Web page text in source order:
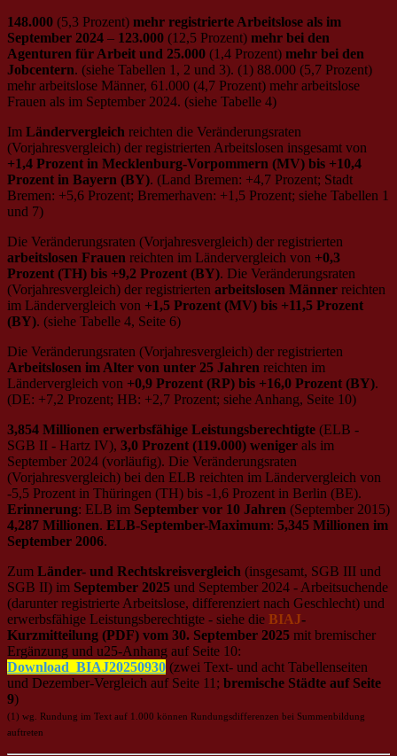
148.000 (5,3 Prozent) mehr registrierte Arbeitslose als im
September 2024 – 123.000 (12,5 Prozent) mehr bei den
Agenturen für Arbeit und 25.000 (1,4 Prozent) mehr bei den
Jobcentern. (siehe Tabellen 1, 2 und 3). (1) 88.000 (5,7 Prozent)
mehr arbeitslose Männer, 61.000 (4,7 Prozent) mehr arbeitslose
Frauen als im September 2024. (siehe Tabelle 4)
Im Ländervergleich reichten die Veränderungsraten
(Vorjahresvergleich) der registrierten Arbeitslosen insgesamt von
+1,4 Prozent in Mecklenburg-Vorpommern (MV) bis +10,4
Prozent in Bayern (BY). (Land Bremen: +4,7 Prozent; Stadt
Bremen: +5,6 Prozent; Bremerhaven: +1,5 Prozent; siehe Tabellen 1
und 7)
Die Veränderungsraten (Vorjahresvergleich) der registrierten
arbeitslosen Frauen reichten im Ländervergleich von +0,3
Prozent (TH) bis +9,2 Prozent (BY). Die Veränderungsraten
(Vorjahresvergleich) der registrierten arbeitslosen Männer reichten
im Ländervergleich von +1,5 Prozent (MV) bis +11,5 Prozent
(BY). (siehe Tabelle 4, Seite 6)
Die Veränderungsraten (Vorjahresvergleich) der registrierten
Arbeitslosen im Alter von unter 25 Jahren reichten im
Ländervergleich von +0,9 Prozent (RP) bis +16,0 Prozent (BY).
(DE: +7,2 Prozent; HB: +2,7 Prozent; siehe Anhang, Seite 10)
3,854 Millionen erwerbsfähige Leistungsberechtigte (ELB -
SGB II - Hartz IV), 3,0 Prozent (119.000) weniger als im
September 2024 (vorläufig). Die Veränderungsraten
(Vorjahresvergleich) bei den ELB reichten im Ländervergleich von
‑5,5 Prozent in Thüringen (TH) bis -1,6 Prozent in Berlin (BE).
Erinnerung: ELB im September vor 10 Jahren (September 2015)
4,287 Millionen. ELB-September-Maximum: 5,345 Millionen im
September 2006.
Zum Länder- und Rechtskreisvergleich (insgesamt, SGB III und
SGB II) im September 2025 und September 2024 - Arbeitsuchende
(darunter registrierte Arbeitslose, differenziert nach Geschlecht) und
erwerbsfähige Leistungsberechtigte - siehe die BIAJ-
Kurzmitteilung (PDF) vom 30. September 2025 mit bremischer
Ergänzung und u25-Anhang auf Seite 10:
Download_BIAJ20250930 (zwei Text- und acht Tabellenseiten
und Dezember-Vergleich auf Seite 11; bremische Städte auf Seite
9)
(1) wg. Rundung im Text auf 1.000 können Rundungsdifferenzen bei Summenbildung
auftreten